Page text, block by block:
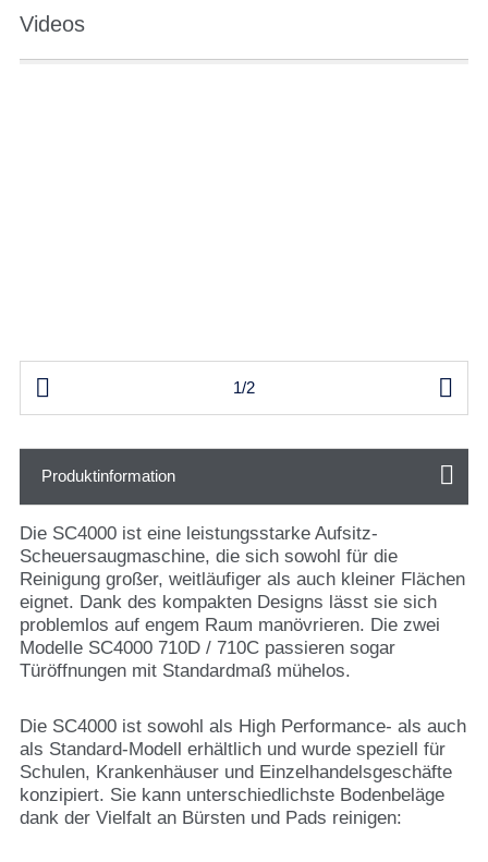
Videos
 1/2 
Produktinformation
Die SC4000 ist eine leistungsstarke Aufsitz-
Scheuersaugmaschine, die sich sowohl für die
Reinigung großer, weitläufiger als auch kleiner Flächen
eignet. Dank des kompakten Designs lässt sie sich
problemlos auf engem Raum manövrieren. Die zwei
Modelle SC4000 710D / 710C passieren sogar
Türöffnungen mit Standardmaß mühelos.
Die SC4000 ist sowohl als High Performance- als auch
als Standard-Modell erhältlich und wurde speziell für
Schulen, Krankenhäuser und Einzelhandelsgeschäfte
konzipiert. Sie kann unterschiedlichste Bodenbeläge
dank der Vielfalt an Bürsten und Pads reinigen: